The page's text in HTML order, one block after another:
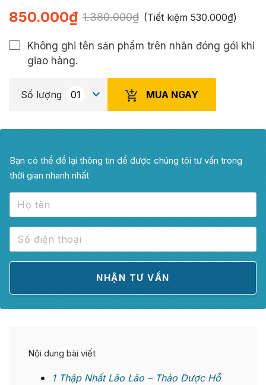
1.380.000₫
850.000₫ (Tiết kiệm 530.000₫)
Không ghi tên sản phẩm trên nhãn đóng gói khi
giao hàng.
Số lượng MUA NGAY
Bạn có thể để lại thông tin để được chúng tôi tư vấn trong
thời gian nhanh nhất
Nội dung bài viết
1Thập Nhất Lão Lão – Thảo Dược Hỗ